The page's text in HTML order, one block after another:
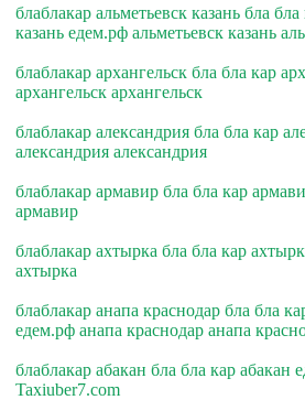
блаблакар альметьевск казань бла
казань едем.рф альметьевск казань
блаблакар архангельск бла бла кар
архангельск архангельск
блаблакар александрия бла бла кар
александрия александрия
блаблакар армавир бла бла кар
армавир
блаблакар ахтырка бла бла кар
ахтырка
блаблакар анапа краснодар бла бла
едем.рф анапа краснодар анапа
блаблакар абакан бла бла кар абакан
Taxiuber7.com